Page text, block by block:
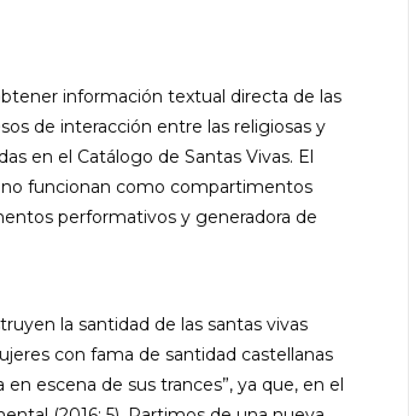
información textual directa de las
de interacción entre las religiosas y
en el Catálogo de Santas Vivas. El
funcionan como compartimentos
performativos y generadora de
la santidad de las santas vivas
con fama de santidad castellanas
escena de sus trances”, ya que, en el